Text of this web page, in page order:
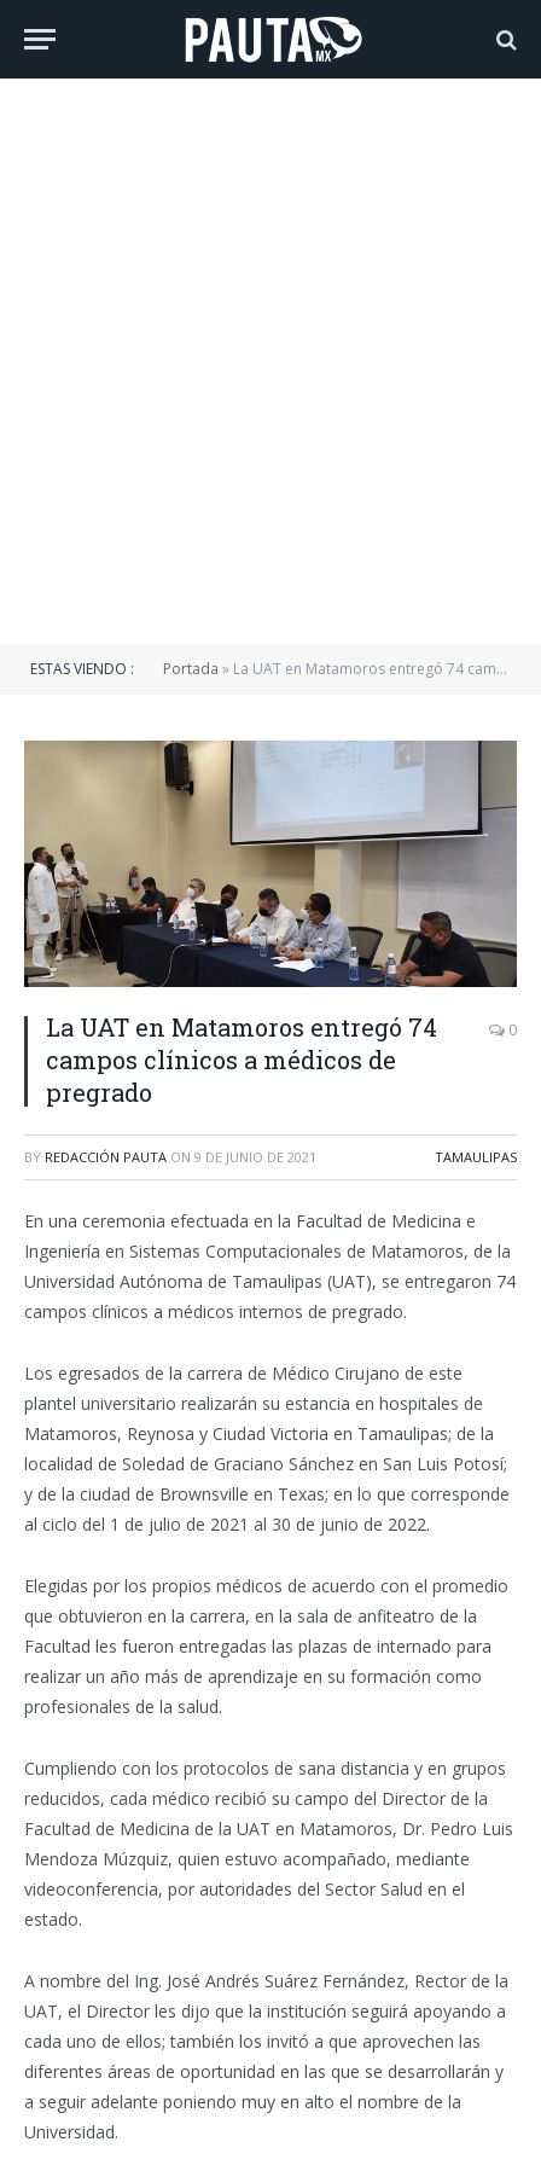
ESTAS VIENDO : Portada » La UAT en Matamoros entregó 74 campos clínicos a médicos de pregrado
La UAT en Matamoros entregó 74
campos clínicos a médicos de
pregrado
0
BY REDACCIÓN PAUTA ON 9 DE JUNIO DE 2021 TAMAULIPAS
En una ceremonia efectuada en la Facultad de Medicina e
Ingeniería en Sistemas Computacionales de Matamoros, de la
Universidad Autónoma de Tamaulipas (UAT), se entregaron 74
campos clínicos a médicos internos de pregrado.
Los egresados de la carrera de Médico Cirujano de este
plantel universitario realizarán su estancia en hospitales de
Matamoros, Reynosa y Ciudad Victoria en Tamaulipas; de la
localidad de Soledad de Graciano Sánchez en San Luis Potosí;
y de la ciudad de Brownsville en Texas; en lo que corresponde
al ciclo del 1 de julio de 2021 al 30 de junio de 2022.
Elegidas por los propios médicos de acuerdo con el promedio
que obtuvieron en la carrera, en la sala de anfiteatro de la
Facultad les fueron entregadas las plazas de internado para
realizar un año más de aprendizaje en su formación como
profesionales de la salud.
Cumpliendo con los protocolos de sana distancia y en grupos
reducidos, cada médico recibió su campo del Director de la
Facultad de Medicina de la UAT en Matamoros, Dr. Pedro Luis
Mendoza Múzquiz, quien estuvo acompañado, mediante
videoconferencia, por autoridades del Sector Salud en el
estado.
A nombre del Ing. José Andrés Suárez Fernández, Rector de la
UAT, el Director les dijo que la institución seguirá apoyando a
cada uno de ellos; también los invitó a que aprovechen las
diferentes áreas de oportunidad en las que se desarrollarán y
a seguir adelante poniendo muy en alto el nombre de la
Universidad.